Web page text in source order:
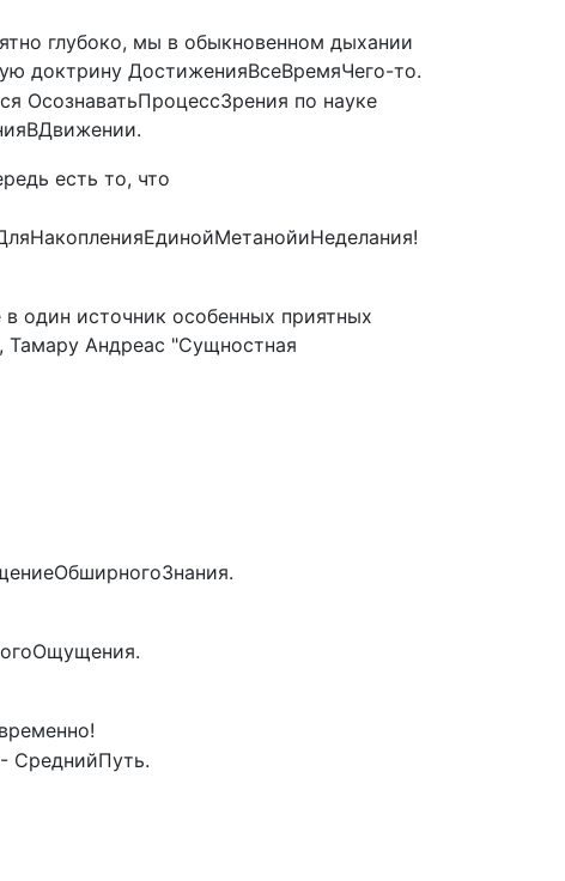
глубоко, мы в обыкновенном дыхании
доктрину ДостиженияВсеВремяЧего-то.
ОсознаватьПроцессЗрения по науке
есть то, что
один источник особенных приятных
Андреас "Сущностная
СреднийПуть.